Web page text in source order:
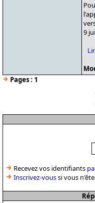
9
Pages : 1
Recevez vos identifiants
Inscrivez-voussi vous